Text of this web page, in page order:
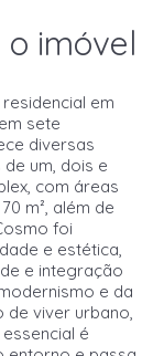
o imóvel
em
sete
diversas
um, dois e
com áreas
m², além de
foi
e estética,
e integração
e da
viver urbano,
é